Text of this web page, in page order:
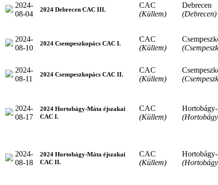
2024-
08-04
2024 Debrecen CAC III.
CAC
(Küllem)
Debrecen
(Debrecen)
2024-
08-10
2024 Csempeszkopács CAC I.
CAC
(Küllem)
2024-
08-11
2024 Csempeszkopács CAC II.
CAC
(Küllem)
2024-
08-17
2024 Hortobágy-Máta éjszakai
CAC I.
CAC
(Küllem)
2024-
08-18
2024 Hortobágy-Máta éjszakai
CAC II.
CAC
(Küllem)